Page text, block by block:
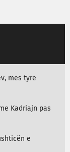
mes tyre
Kadriajn pas
e